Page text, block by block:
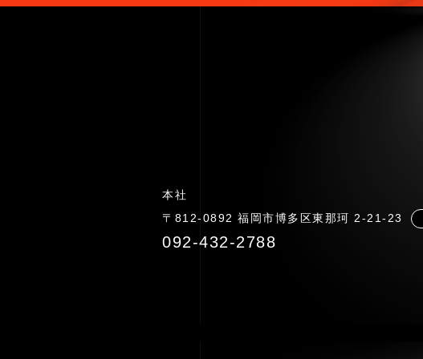
本社
〒812-0892 福岡市博多区東那珂 2-21-23
092-432-2788